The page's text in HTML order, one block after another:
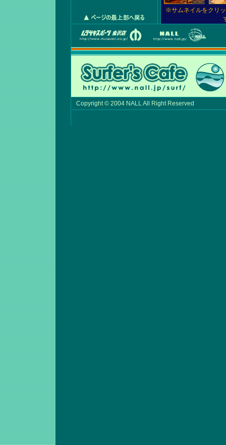
※サムネイルをクリ
Copyright © 2004 NALL All Right Reserved